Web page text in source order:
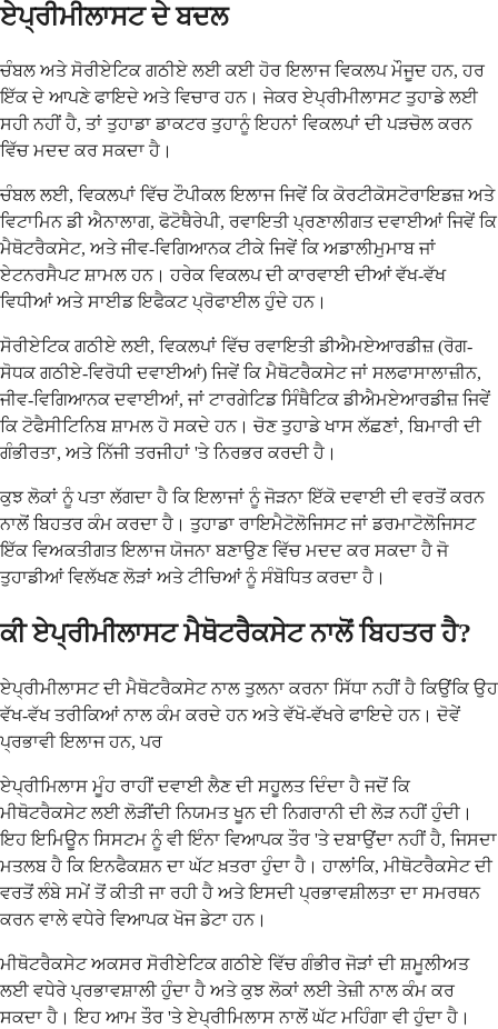
ਏਪ੍ਰੀਮੀਲਾਸਟ ਦੇ ਬਦਲ
ਚੰਬਲ ਅਤੇ ਸੋਰੀਏਟਿਕ ਗਠੀਏ ਲਈ ਕਈ ਹੋਰ ਇਲਾਜ ਵਿਕਲਪ ਮੌਜੂਦ ਹਨ, ਹਰ
ਇੱਕ ਦੇ ਆਪਣੇ ਫਾਇਦੇ ਅਤੇ ਵਿਚਾਰ ਹਨ। ਜੇਕਰ ਏਪ੍ਰੀਮੀਲਾਸਟ ਤੁਹਾਡੇ ਲਈ
ਸਹੀ ਨਹੀਂ ਹੈ, ਤਾਂ ਤੁਹਾਡਾ ਡਾਕਟਰ ਤੁਹਾਨੂੰ ਇਹਨਾਂ ਵਿਕਲਪਾਂ ਦੀ ਪੜਚੋਲ ਕਰਨ
ਵਿੱਚ ਮਦਦ ਕਰ ਸਕਦਾ ਹੈ।
ਚੰਬਲ ਲਈ, ਵਿਕਲਪਾਂ ਵਿੱਚ ਟੌਪੀਕਲ ਇਲਾਜ ਜਿਵੇਂ ਕਿ ਕੋਰਟੀਕੋਸਟੋਰਾਇਡਜ਼ ਅਤੇ
ਵਿਟਾਮਿਨ ਡੀ ਐਨਾਲਾਗ, ਫੋਟੋਥੈਰੇਪੀ, ਰਵਾਇਤੀ ਪ੍ਰਣਾਲੀਗਤ ਦਵਾਈਆਂ ਜਿਵੇਂ ਕਿ
ਮੈਥੋਟਰੈਕਸੇਟ, ਅਤੇ ਜੀਵ-ਵਿਗਿਆਨਕ ਟੀਕੇ ਜਿਵੇਂ ਕਿ ਅਡਾਲੀਮੁਮਾਬ ਜਾਂ
ਏਟਨਰਸੈਪਟ ਸ਼ਾਮਲ ਹਨ। ਹਰੇਕ ਵਿਕਲਪ ਦੀ ਕਾਰਵਾਈ ਦੀਆਂ ਵੱਖ-ਵੱਖ
ਵਿਧੀਆਂ ਅਤੇ ਸਾਈਡ ਇਫੈਕਟ ਪ੍ਰੋਫਾਈਲ ਹੁੰਦੇ ਹਨ।
ਸੋਰੀਏਟਿਕ ਗਠੀਏ ਲਈ, ਵਿਕਲਪਾਂ ਵਿੱਚ ਰਵਾਇਤੀ ਡੀਐਮਏਆਰਡੀਜ਼ (ਰੋਗ-
ਸੋਧਕ ਗਠੀਏ-ਵਿਰੋਧੀ ਦਵਾਈਆਂ) ਜਿਵੇਂ ਕਿ ਮੈਥੋਟਰੈਕਸੇਟ ਜਾਂ ਸਲਫਾਸਾਲਾਜ਼ੀਨ,
ਜੀਵ-ਵਿਗਿਆਨਕ ਦਵਾਈਆਂ, ਜਾਂ ਟਾਰਗੇਟਿਡ ਸਿੰਥੈਟਿਕ ਡੀਐਮਏਆਰਡੀਜ਼ ਜਿਵੇਂ
ਕਿ ਟੋਫੈਸੀਟਿਨਿਬ ਸ਼ਾਮਲ ਹੋ ਸਕਦੇ ਹਨ। ਚੋਣ ਤੁਹਾਡੇ ਖਾਸ ਲੱਛਣਾਂ, ਬਿਮਾਰੀ ਦੀ
ਗੰਭੀਰਤਾ, ਅਤੇ ਨਿੱਜੀ ਤਰਜੀਹਾਂ 'ਤੇ ਨਿਰਭਰ ਕਰਦੀ ਹੈ।
ਕੁਝ ਲੋਕਾਂ ਨੂੰ ਪਤਾ ਲੱਗਦਾ ਹੈ ਕਿ ਇਲਾਜਾਂ ਨੂੰ ਜੋੜਨਾ ਇੱਕੋ ਦਵਾਈ ਦੀ ਵਰਤੋਂ ਕਰਨ
ਨਾਲੋਂ ਬਿਹਤਰ ਕੰਮ ਕਰਦਾ ਹੈ। ਤੁਹਾਡਾ ਰਾਇਮੈਟੋਲੋਜਿਸਟ ਜਾਂ ਡਰਮਾਟੋਲੋਜਿਸਟ
ਇੱਕ ਵਿਅਕਤੀਗਤ ਇਲਾਜ ਯੋਜਨਾ ਬਣਾਉਣ ਵਿੱਚ ਮਦਦ ਕਰ ਸਕਦਾ ਹੈ ਜੋ
ਤੁਹਾਡੀਆਂ ਵਿਲੱਖਣ ਲੋੜਾਂ ਅਤੇ ਟੀਚਿਆਂ ਨੂੰ ਸੰਬੋਧਿਤ ਕਰਦਾ ਹੈ।
ਕੀ ਏਪ੍ਰੀਮੀਲਾਸਟ ਮੈਥੋਟਰੈਕਸੇਟ ਨਾਲੋਂ ਬਿਹਤਰ ਹੈ?
ਏਪ੍ਰੀਮੀਲਾਸਟ ਦੀ ਮੈਥੋਟਰੈਕਸੇਟ ਨਾਲ ਤੁਲਨਾ ਕਰਨਾ ਸਿੱਧਾ ਨਹੀਂ ਹੈ ਕਿਉਂਕਿ ਉਹ
ਵੱਖ-ਵੱਖ ਤਰੀਕਿਆਂ ਨਾਲ ਕੰਮ ਕਰਦੇ ਹਨ ਅਤੇ ਵੱਖੋ-ਵੱਖਰੇ ਫਾਇਦੇ ਹਨ। ਦੋਵੇਂ
ਪ੍ਰਭਾਵੀ ਇਲਾਜ ਹਨ, ਪਰ
ਏਪ੍ਰੀਮਿਲਾਸ ਮੂੰਹ ਰਾਹੀਂ ਦਵਾਈ ਲੈਣ ਦੀ ਸਹੂਲਤ ਦਿੰਦਾ ਹੈ ਜਦੋਂ ਕਿ
ਮੀਥੋਟਰੈਕਸੇਟ ਲਈ ਲੋੜੀਂਦੀ ਨਿਯਮਤ ਖੂਨ ਦੀ ਨਿਗਰਾਨੀ ਦੀ ਲੋੜ ਨਹੀਂ ਹੁੰਦੀ।
ਇਹ ਇਮਿਊਨ ਸਿਸਟਮ ਨੂੰ ਵੀ ਇੰਨਾ ਵਿਆਪਕ ਤੌਰ 'ਤੇ ਦਬਾਉਂਦਾ ਨਹੀਂ ਹੈ, ਜਿਸਦਾ
ਮਤਲਬ ਹੈ ਕਿ ਇਨਫੈਕਸ਼ਨ ਦਾ ਘੱਟ ਖ਼ਤਰਾ ਹੁੰਦਾ ਹੈ। ਹਾਲਾਂਕਿ, ਮੀਥੋਟਰੈਕਸੇਟ ਦੀ
ਵਰਤੋਂ ਲੰਬੇ ਸਮੇਂ ਤੋਂ ਕੀਤੀ ਜਾ ਰਹੀ ਹੈ ਅਤੇ ਇਸਦੀ ਪ੍ਰਭਾਵਸ਼ੀਲਤਾ ਦਾ ਸਮਰਥਨ
ਕਰਨ ਵਾਲੇ ਵਧੇਰੇ ਵਿਆਪਕ ਖੋਜ ਡੇਟਾ ਹਨ।
ਮੀਥੋਟਰੈਕਸੇਟ ਅਕਸਰ ਸੋਰੀਏਟਿਕ ਗਠੀਏ ਵਿੱਚ ਗੰਭੀਰ ਜੋੜਾਂ ਦੀ ਸ਼ਮੂਲੀਅਤ
ਲਈ ਵਧੇਰੇ ਪ੍ਰਭਾਵਸ਼ਾਲੀ ਹੁੰਦਾ ਹੈ ਅਤੇ ਕੁਝ ਲੋਕਾਂ ਲਈ ਤੇਜ਼ੀ ਨਾਲ ਕੰਮ ਕਰ
ਸਕਦਾ ਹੈ। ਇਹ ਆਮ ਤੌਰ 'ਤੇ ਏਪ੍ਰੀਮਿਲਾਸ ਨਾਲੋਂ ਘੱਟ ਮਹਿੰਗਾ ਵੀ ਹੁੰਦਾ ਹੈ।